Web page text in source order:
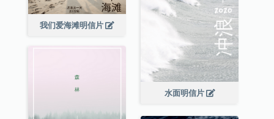
我们爱海滩明信片
水面明信片